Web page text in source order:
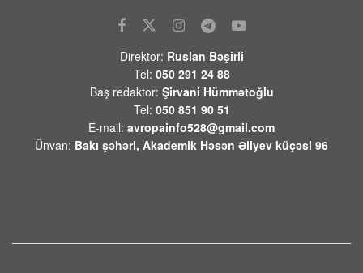
düşdü
Pasinyan -Sülhü dönməz etmək üçün
“Qarabağ ermənilərinin geri
qayıtması” kimi mövzuları davam
etdirməmək zəruridir
08 AVQUST 2026 / 10:54 11
Direktor: Ruslan Bəşirli
Tel: 050 291 24 88
Baş redaktor: Şirvani Hümmətoğlu
Tel: 050 851 90 51
E-mail: avropainfo528@gmail.com
Ünvan: Bakı şəhəri, Akademik Həsən Əliyev küçəsi 96